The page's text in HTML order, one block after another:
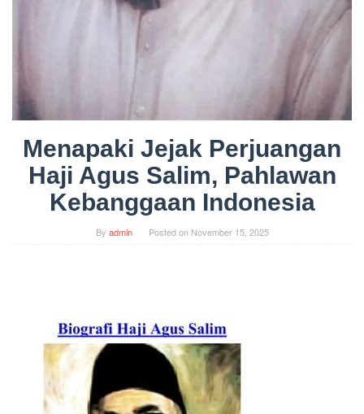
Menapaki Jejak Perjuangan
Haji Agus Salim, Pahlawan
Kebanggaan Indonesia
By admin Posted on November 15, 2025